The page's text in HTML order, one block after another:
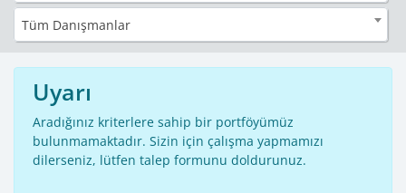
Tüm Danışmanlar
Uyarı
Aradığınız kriterlere sahip bir portföyümüz
bulunmamaktadır. Sizin için çalışma yapmamızı
dilerseniz, lütfen talep formunu doldurunuz.